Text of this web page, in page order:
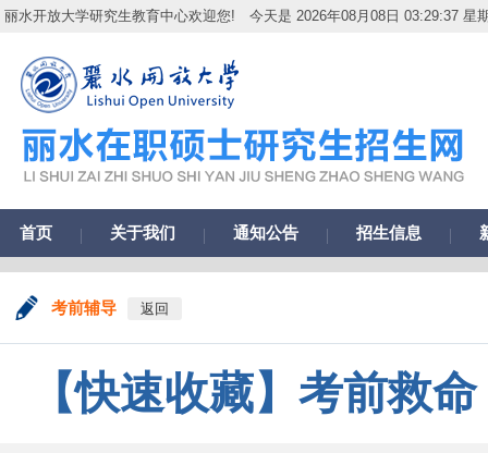
丽水开放大学研究生教育中心欢迎您! 今天是 2026年08月08日 03:29:38 星
首页 关于我们 通知公告 招生信息
考前辅导 返回
【快速收藏】考前救